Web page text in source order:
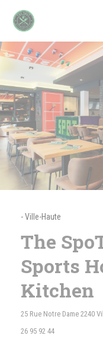
-Ville-Haute
The
Sports
Kitchen
25 Rue Notre Dame 2240
26 95 92 44